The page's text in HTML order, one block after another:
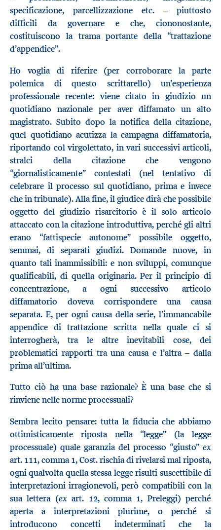
specificazione, parcellizzazione etc. – piuttosto
difficili da governare e che, ciononostante,
costituiscono la trama portante della “trattazione
d’appendice”.
Ho voglia di riferire (per corroborare la parte
polemica di questo scrittarello) un’esperienza
professionale recente: viene citato in giudizio un
quotidiano nazionale per aver diffamato un alto
magistrato. Subito dopo la notifica della citazione,
quel quotidiano acutizza la campagna diffamatoria,
riportando col virgolettato, in vari successivi articoli,
stralci della citazione che vengono
“giornalisticamente” contestati (nel tentativo di
celebrare il processo sul quotidiano, prima e invece
che in tribunale). Alla fine, il giudice dirà che possibile
oggetto del giudizio risarcitorio è il solo articolo
attaccato con la citazione introduttiva, perché gli altri
erano “fattispecie autonome” possibile oggetto,
semmai, di separati giudizi. Domande nuove, in
quanto tali inammissibili: e non sviluppi, comunque
qualificabili, di quella originaria. Per il principio di
concentrazione, a ogni successivo articolo
diffamatorio doveva corrispondere una causa
separata. E, per ogni causa della serie, l’immancabile
appendice di trattazione scritta nella quale ci si
interrogherà, tra le altre inevitabili cose, dei
problematici rapporti tra una causa e l’altra – dalla
prima all’ultima.
Tutto ciò ha una base razionale? È una base che si
rinviene nelle norme processuali?
Sembra lecito pensare: tutta la fiducia che abbiamo
ottimisticamente riposta nella “legge” (la legge
processuale) quale garanzia del processo “giusto” ex
art. 111, comma 1, Cost. rischia di rivelarsi mal riposta,
ogni qualvolta quella stessa legge risulti suscettibile di
interpretazioni irragionevoli, però compatibili con la
sua lettera (exart. 12, comma 1, Preleggi) perché
aperta a interpretazioni plurime, o perché si
introducono concetti indeterminati che la